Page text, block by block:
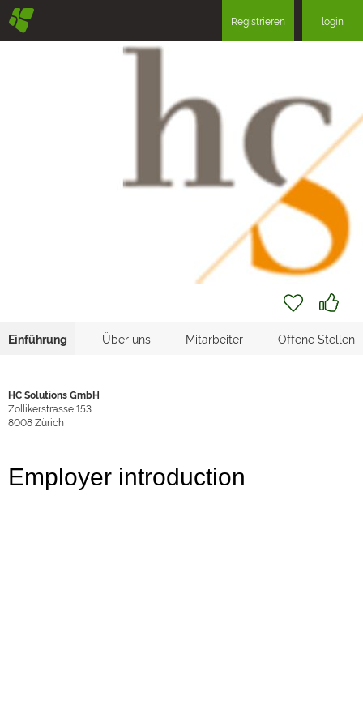
§ Registrieren login
Einführung Über uns Mitarbeiter Offene Stellen
HC Solutions GmbH
Zollikerstrasse 153
8008Zürich
Employer introduction